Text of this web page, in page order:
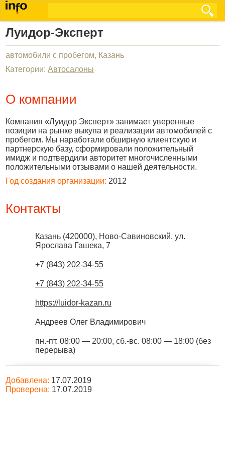
Луидор-Эксперт
автомобили с пробегом, Казань
Категории: Автосалоны
О компании
Компания «Луидор Эксперт» занимает уверенные
позиции на рынке выкупа и реализации автомобилей с
пробегом. Мы наработали обширную клиентскую и
партнерскую базу, сформировали положительный
имидж и подтвердили авторитет многочисленными
положительными отзывами о нашей деятельности.
Год создания организации: 2012
Контакты
Казань (420000), Ново-Савиновский, ул.
Ярослава Гашека, 7
+7 (843) 202-34-55
+7 (843) 202-34-55
https://luidor-kazan.ru
Андреев Олег Владимирович
пн.-пт. 08:00 — 20:00, сб.-вс. 08:00 — 18:00 (без
перерыва)
Добавлена: 17.07.2019
Проверена: 17.07.2019